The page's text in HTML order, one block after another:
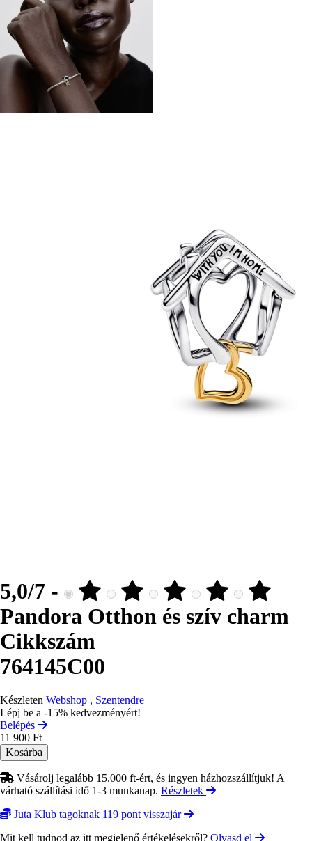
5,0/7 -
Pandora Otthon és szív charm
Cikkszám
764145C00
Készleten Webshop , Szentendre
Lépj be a -15% kedvezményért!
Belépés
11 900 Ft
Vásárolj legalább 15.000 ft-ért, és ingyen házhozszállítjuk! A
várható szállítási idő 1-3 munkanap. Részletek
Juta Klub tagoknak 119 pont visszajár
Mit kell tudnod az itt megjelenő értékelésekről? Olvasd el